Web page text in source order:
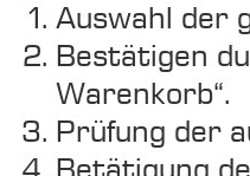
Auswahl der
Bestätigen
Warenkorb“.
Prüfung der